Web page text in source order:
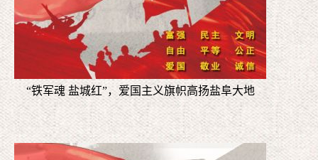
“铁军魂 盐城红”，爱国主义旗帜高扬盐阜大地